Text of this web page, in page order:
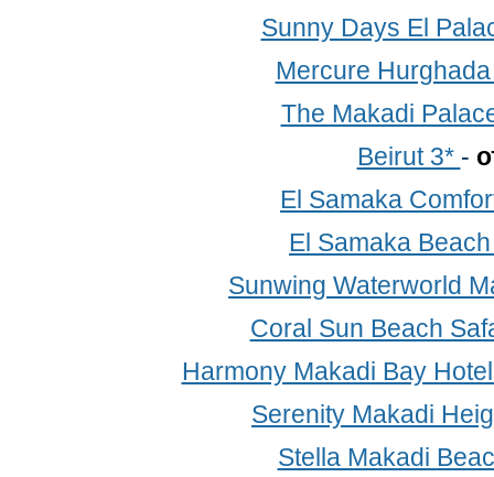
Sunny Days El
Mercure
The Makadi
Beirut 3* -
El Samaka
El Samaka
Sunwing Waterworld
Coral Sun Beach
Harmony Makadi Bay
Serenity Makadi
Stella Makadi